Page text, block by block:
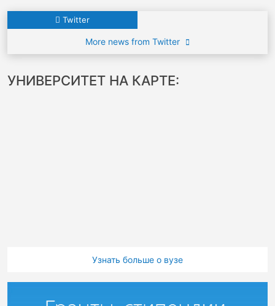
Twitter
More news from Twitter
УНИВЕРСИТЕТ НА КАРТЕ:
Узнать больше о вузе